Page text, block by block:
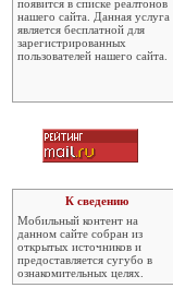
появится в списке реалтонов
нашего сайта. Данная услуга
является бесплатной для
зарегистрированных
пользователей нашего сайта.
К сведению
Мобильный контент на
данном сайте собран из
открытых источников и
предоставляется сугубо в
ознакомительных целях.